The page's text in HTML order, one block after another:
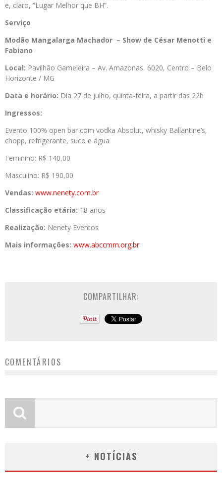
e, claro, “Lugar Melhor que BH”.
Serviço
Modão Mangalarga Machador – Show de César Menotti e
Fabiano
Local: Pavilhão Gameleira – Av. Amazonas, 6020, Centro – Belo
Horizonte / MG
Data e horário: Dia 27 de julho, quinta-feira, a partir das 22h
Ingressos:
Evento 100% open bar com vodka Absolut, whisky Ballantine’s,
chopp, refrigerante, suco e água
Feminino: R$ 140,00
Masculino: R$ 190,00
Vendas: www.nenety.com.br
Classificação etária: 18 anos
Realização: Nenety Eventos
Mais informações: www.abccmm.org.br
COMPARTILHAR:
COMENTÁRIOS
+ NOTÍCIAS